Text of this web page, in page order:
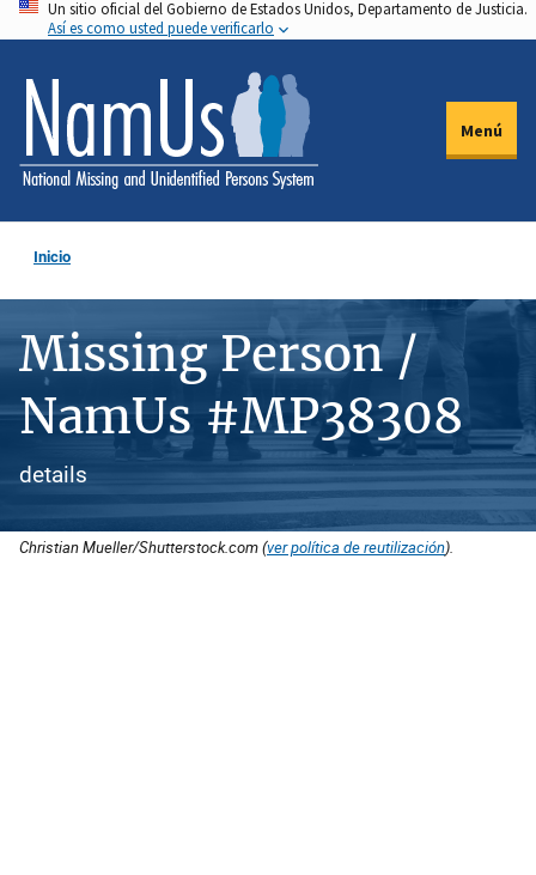
Pasar
al
contenido
principal
Un sitio oficial del Gobierno de Estados Unidos, Departamento de Justicia.
Así es como usted puede verificarlo
Menú
Inicio
Missing Person /
NamUs #MP38308
details
Christian Mueller/Shutterstock.com (ver política de reutilización).